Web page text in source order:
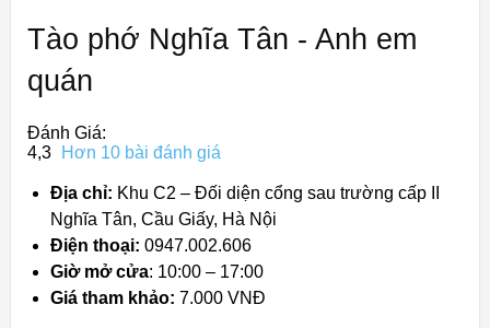
Tào phớ Nghĩa Tân - Anh em
quán
Đánh Giá:
4,3
Hơn 10 bài đánh giá
Địa chỉ: Khu C2 – Đối diện cổng sau trường cấp II
Nghĩa Tân, Cầu Giấy, Hà Nội
Điện thoại: 0947.002.606
Giờ mở cửa: 10:00 – 17:00
Giá tham khảo: 7.000 VNĐ